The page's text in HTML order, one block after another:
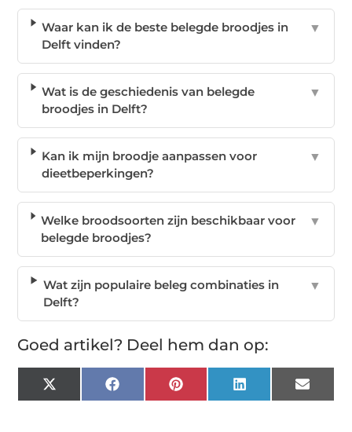
Waar kan ik de beste belegde broodjes in
Delft vinden?
▼
Wat is de geschiedenis van belegde
broodjes in Delft?
▼
Kan ik mijn broodje aanpassen voor
dieetbeperkingen?
▼
Welke broodsoorten zijn beschikbaar voor
belegde broodjes?
▼
Wat zijn populaire beleg combinaties in
Delft?
▼
Goed artikel? Deel hem dan op:
X
(Twitter)
FacebookPinterest LinkedIn Email